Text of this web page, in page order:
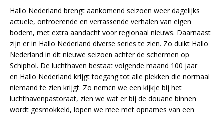
Hallo Nederland brengt aankomend seizoen weer dagelijks
actuele, ontroerende en verrassende verhalen van eigen
bodem, met extra aandacht voor regionaal nieuws. Daarnaast
zijn er in Hallo Nederland diverse series te zien. Zo duikt Hallo
Nederland in dit nieuwe seizoen achter de schermen op
Schiphol. De luchthaven bestaat volgende maand 100 jaar
en Hallo Nederland krijgt toegang tot alle plekken die normaal
niemand te zien krijgt. Zo nemen we een kijkje bij het
luchthavenpastoraat, zien we wat er bij de douane binnen
wordt gesmokkeld, lopen we mee met opnames van een